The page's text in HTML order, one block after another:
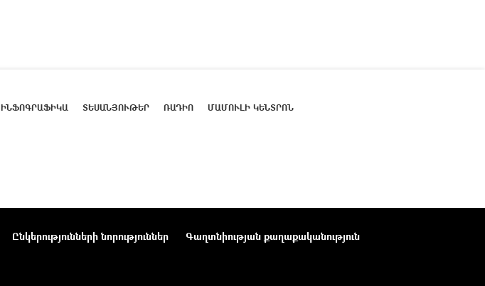
ԻՆՖՈԳՐԱՖԻԿԱ ՏԵՍԱՆՅՈՒԹԵՐ ՌԱԴԻՈ ՄԱՄՈՒԼԻ ԿԵՆՏՐՈՆ
Ընկերությունների նորություններ
Գաղտնիության քաղաքականություն